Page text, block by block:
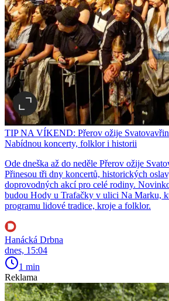
TIP NA VÍKEND: Přerov ožije
Nabídnou koncerty, folklor i historii
Ode dneška až do neděle Přerov ožije
Přinesou tři dny koncertů, historických
doprovodných akcí pro celé rodiny.
budou Hody u Trafačky v ulici Na Marku,
programu lidové tradice, kroje a folklor.
Hanácká Drbna
dnes, 15:04
1 min
Reklama